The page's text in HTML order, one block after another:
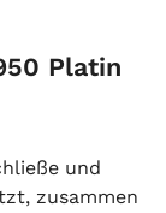
Platin
und
zusammen